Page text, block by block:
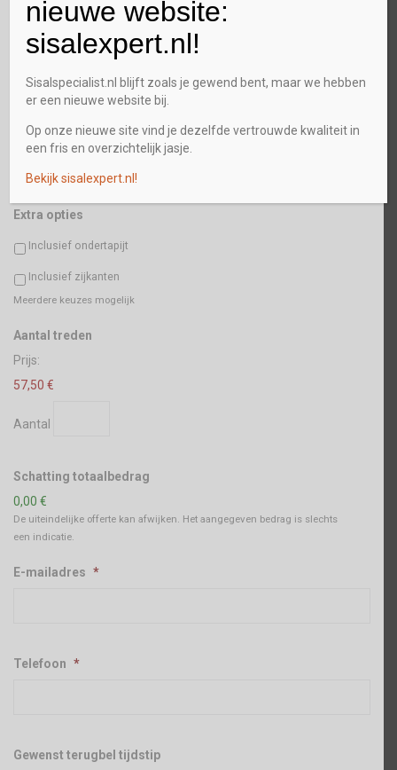
Straat + huisnummer
Postcode
Extra opties
Inclusief ondertapijt
Inclusief zijkanten
Meerdere keuzes mogelijk
Aantal treden
Prijs:
57,50 €
Aantal
Schatting totaalbedrag
0,00 €
De uiteindelijke offerte kan afwijken. Het aangegeven bedrag is slechts
een indicatie.
E-mailadres *
Telefoon *
Gewenst terugbel tijdstip
nieuwe website:
sisalexpert.nl!
Sisalspecialist.nl blijft zoals je gewend bent, maar we hebben
er een nieuwe website bij.
Op onze nieuwe site vind je dezelfde vertrouwde kwaliteit in
een fris en overzichtelijk jasje.
Bekijk sisalexpert.nl!